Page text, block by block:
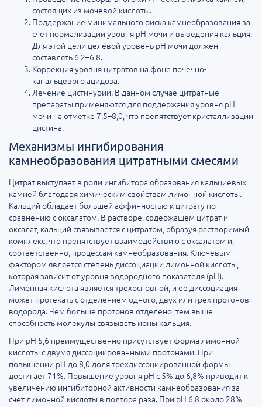
состоящих из мочевой кислоты.
Поддержание минимального риска камнеобразования за
счет нормализации уровня pH мочи и выведения кальция.
Для этой цели целевой уровень pH мочи должен
составлять 6,2–6,8.
Коррекция уровня цитратов на фоне почечно-
канальцевого ацидоза.
Лечение цистинурии. В данном случае цитратные
препараты применяются для поддержания уровня pH
мочи на отметке 7,5–8,0, что препятствует кристаллизации
цистина.
Механизмы ингибирования
камнеобразования цитратными смесями
Цитрат выступает в роли ингибитора образования кальциевых
камней благодаря химическим свойствам лимонной кислоты.
Кальций обладает большей аффинностью к цитрату по
сравнению с оксалатом. В растворе, содержащем цитрат и
оксалат, кальций связывается с цитратом, образуя растворимый
комплекс, что препятствует взаимодействию с оксалатом и,
соответственно, процессам камнеобразования. Ключевым
фактором является степень диссоциации лимонной кислоты,
которая зависит от уровня водородного показателя (pH).
Лимонная кислота является трехосновной, и ее диссоциация
может протекать с отделением одного, двух или трех протонов
водорода. Чем больше протонов отделено, тем выше
способность молекулы связывать ионы кальция.
При pH 5,6 преимущественно присутствует форма лимонной
кислоты с двумя диссоциированными протонами. При
повышении pH до 8,0 доля трехдиссоциированной формы
достигает 71%. Повышение уровня pH с 5% до 6,8% приводит к
увеличению ингибиторной активности камнеобразования за
счет лимонной кислоты в полтора раза. При pH 6,8 около 28%